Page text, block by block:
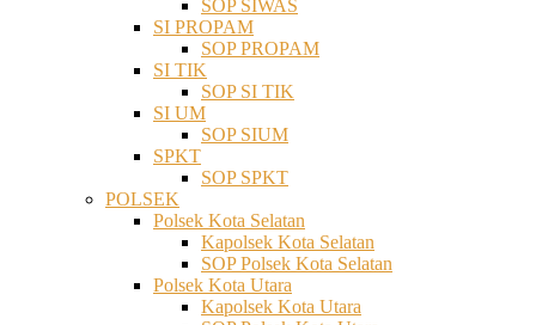
SOP SIWAS
SI PROPAM
SOP PROPAM
SI TIK
SOP SI TIK
SI UM
SOP SIUM
SPKT
SOP SPKT
POLSEK
Polsek Kota Selatan
Kapolsek Kota Selatan
SOP Polsek Kota Selatan
Polsek Kota Utara
Kapolsek Kota Utara